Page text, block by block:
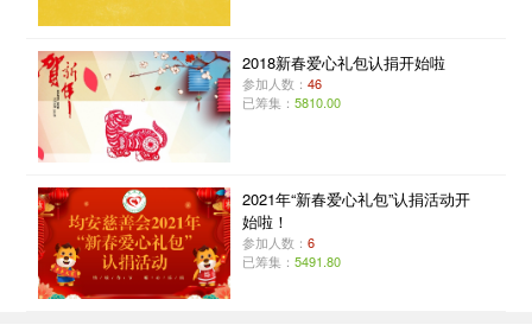
2018新春爱心礼包认捐开始啦
参加人数： 46
已筹集： 5810.00
2021年“新春爱心礼包”认捐活动开
始啦！
参加人数： 6
已筹集： 5491.80